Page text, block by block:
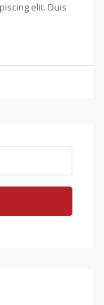
elit. Duis